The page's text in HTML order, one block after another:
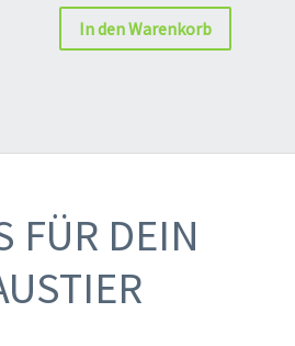
In den Warenkorb
FÜR DEIN